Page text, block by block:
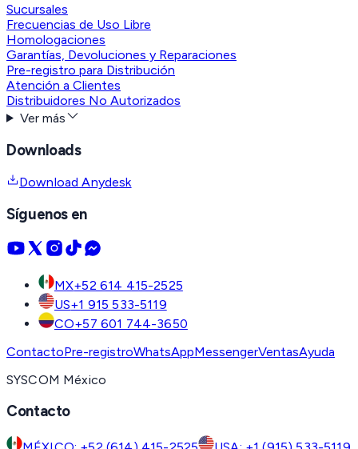
Sucursales
Frecuencias de Uso Libre
Homologaciones
Garantías, Devoluciones y Reparaciones
Pre-registro para Distribución
Atención a Clientes
Distribuidores No Autorizados
Ver más
Downloads
Download Anydesk
Síguenos en
MX+52 614 415-2525
US+1 915 533-5119
CO+57 601 744-3650
ContactoPre-registroWhatsAppMessengerVentasAyuda
SYSCOM México
Contacto